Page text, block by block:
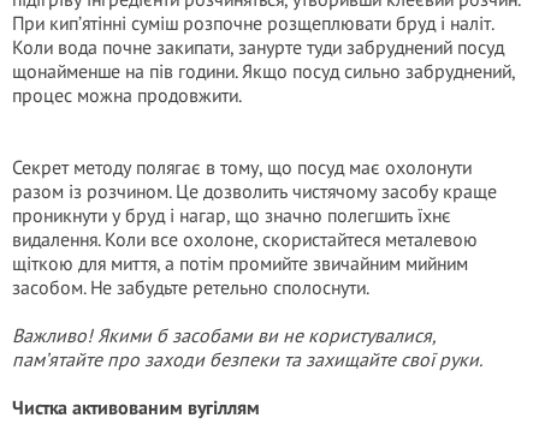
При кип’ятінні суміш розпочне розщеплювати бруд і наліт.
Коли вода почне закипати, занурте туди забруднений посуд
щонайменше на пів години. Якщо посуд сильно забруднений,
процес можна продовжити.
Секрет методу полягає в тому, що посуд має охолонути
разом із розчином. Це дозволить чистячому засобу краще
проникнути у бруд і нагар, що значно полегшить їхнє
видалення. Коли все охолоне, скористайтеся металевою
щіткою для миття, а потім промийте звичайним мийним
засобом. Не забудьте ретельно сполоснути.
Важливо! Якими б засобами ви не користувалися,
пам’ятайте про заходи безпеки та захищайте свої руки.
Чистка активованим вугіллям